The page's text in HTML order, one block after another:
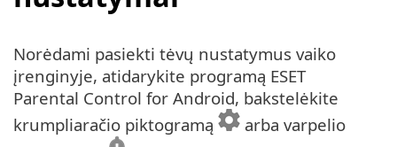
Norėdami pasiekti tėvų nustatymus vaiko
įrenginyje, atidarykite programą ESET
Parental Control for Android, bakstelėkite
krumpliaračio piktogramą
arba varpelio